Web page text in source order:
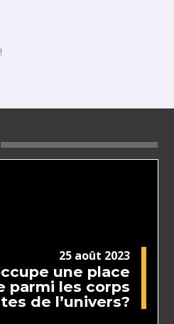
25 août 2023
une place
parmi les corps
de l’univers?